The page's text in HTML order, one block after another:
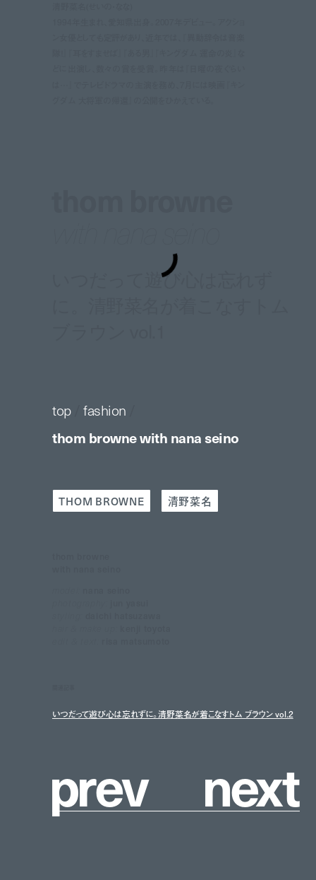
いつだって遊び心は忘れず
top/fashion
thom browne with nana seino
THOM BROWNE 清野菜名
いつだって遊び心は忘れずに。清野菜名が着こなすトム ブラウン vol.2
prev next